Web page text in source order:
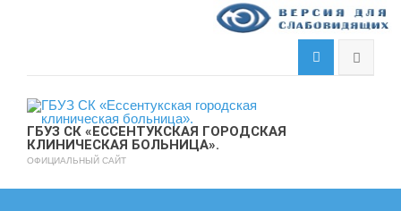
ГБУЗ СК «ЕССЕНТУКСКАЯ ГОРОДСКАЯ
КЛИНИЧЕСКАЯ БОЛЬНИЦА».
ОФИЦИАЛЬНЫЙ САЙТ